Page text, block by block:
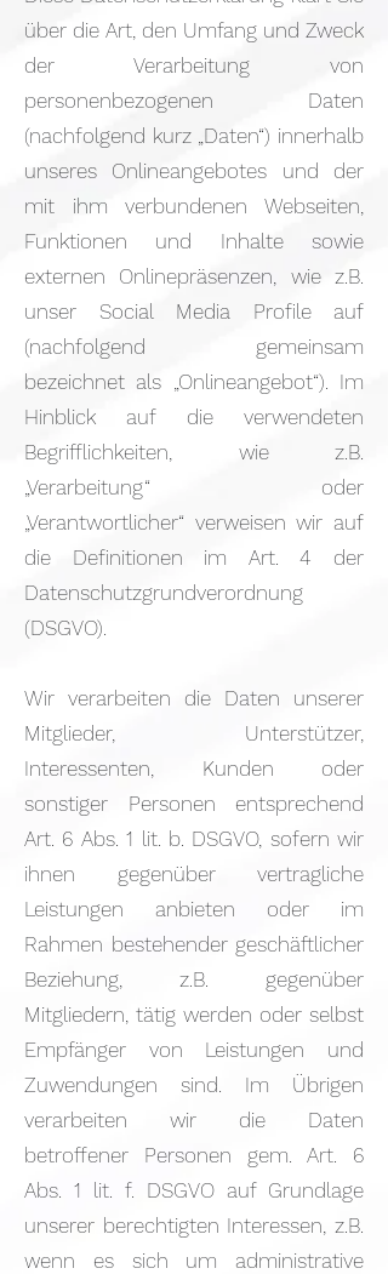
über die Art, den Umfang und Zweck
der Verarbeitung von
personenbezogenen Daten
(nachfolgend kurz „Daten“) innerhalb
unseres Onlineangebotes und der
mit ihm verbundenen Webseiten,
Funktionen und Inhalte sowie
externen Onlinepräsenzen, wie z.B.
unser Social Media Profile auf
(nachfolgend gemeinsam
bezeichnet als „Onlineangebot“). Im
Hinblick auf die verwendeten
Begrifflichkeiten, wie z.B.
„Verarbeitung“ oder
„Verantwortlicher“ verweisen wir auf
die Definitionen im Art. 4 der
Datenschutzgrundverordnung
(DSGVO).
Wir verarbeiten die Daten unserer
Mitglieder, Unterstützer,
Interessenten, Kunden oder
sonstiger Personen entsprechend
Art. 6 Abs. 1 lit. b. DSGVO, sofern wir
ihnen gegenüber vertragliche
Leistungen anbieten oder im
Rahmen bestehender geschäftlicher
Beziehung, z.B. gegenüber
Mitgliedern, tätig werden oder selbst
Empfänger von Leistungen und
Zuwendungen sind. Im Übrigen
verarbeiten wir die Daten
betroffener Personen gem. Art. 6
Abs. 1 lit. f. DSGVO auf Grundlage
unserer berechtigten Interessen, z.B.
wenn es sich um administrative